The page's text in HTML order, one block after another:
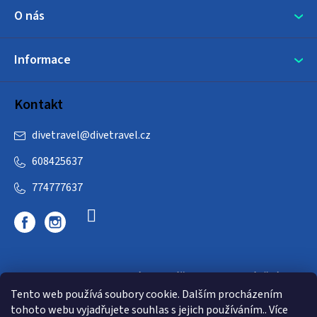
Tento web používá soubory cookie. Dalším procházením
tohoto webu vyjadřujete souhlas s jejich používáním.. Více
O nás
Informace
Kontakt
divetravel@divetravel.cz
608425637
774777637
DIVETRAVEL - cestovní kancelář - cesty za potápěním